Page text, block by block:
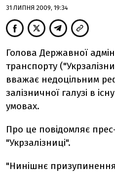
31 ЛИПНЯ 2009, 19:34
Голова Державної
транспорту
вважає недоцільним
залізничної галузі в
умовах.
Про це повідомляє
"Укрзалізниці".
"Нинішнє